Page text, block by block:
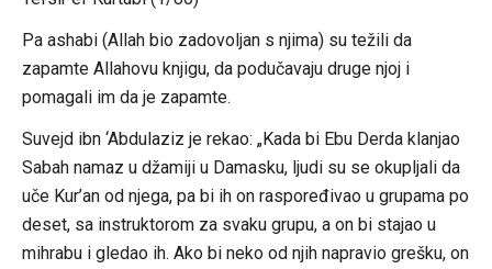
Pa ashabi (Allah bio zadovoljan s njima) su težili da
zapamte Allahovu knjigu, da podučavaju druge njoj i
pomagali im da je zapamte.
Suvejd ibn ‘Abdulaziz je rekao: „Kada bi Ebu Derda klanjao
Sabah namaz u džamiji u Damasku, ljudi su se okupljali da
uče Kur’an od njega, pa bi ih on raspoređivao u grupama po
deset, sa instruktorom za svaku grupu, a on bi stajao u
mihrabu i gledao ih. Ako bi neko od njih napravio grešku, on